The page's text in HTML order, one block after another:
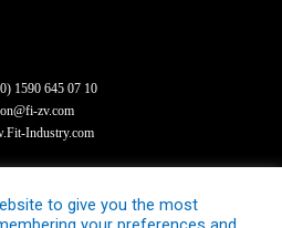
1590 645 07 10
zv.com
Industry.com
to give you the most